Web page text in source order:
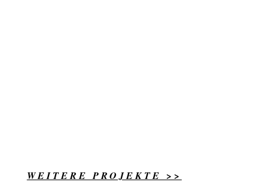
WEITERE PROJEKTE >>